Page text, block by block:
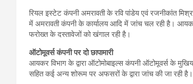
रियल इस्टेट कंपनी अमरावती के रवि पांडेय एवं रजनीकांत
में अमरावती कंपनी के कार्यालय आदि में जांच चल रही है।
फरोख्त के दस्तावेजों को खंगाल रही है।
ऑटोमूवर्स कंपनी पर दो छापामारी
आयकर विभाग के द्वारा ऑटोमोबाइल्स कंपनी ऑटोमूवर्स के
सहित कई अन्य शोरूम पर अफसरों के द्वारा जांच की जा रही